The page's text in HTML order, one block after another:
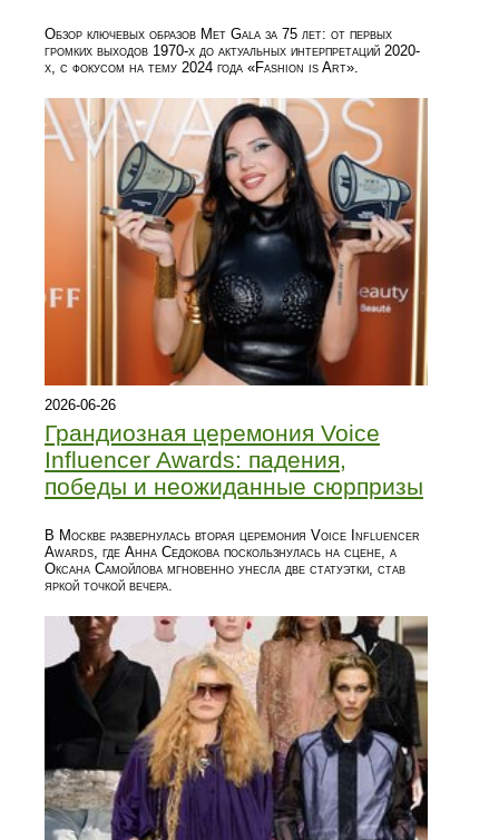
Обзор ключевых образов Met Gala за 75 лет: от первых
громких выходов 1970-х до актуальных интерпретаций 2020-
х, с фокусом на тему 2024 года «Fashion is Art».
2026-06-26
Грандиозная церемония Voice
Influencer Awards: падения,
победы и неожиданные сюрпризы
В Москве развернулась вторая церемония Voice Influencer
Awards, где Анна Седокова поскользнулась на сцене, а
Оксана Самойлова мгновенно унесла две статуэтки, став
яркой точкой вечера.